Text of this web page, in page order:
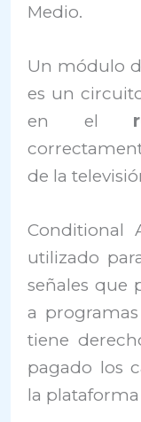
Medio.
Un módulo
es un
en el
de la
Conditional
utilizado
señales que
a
tiene
pagado los
la